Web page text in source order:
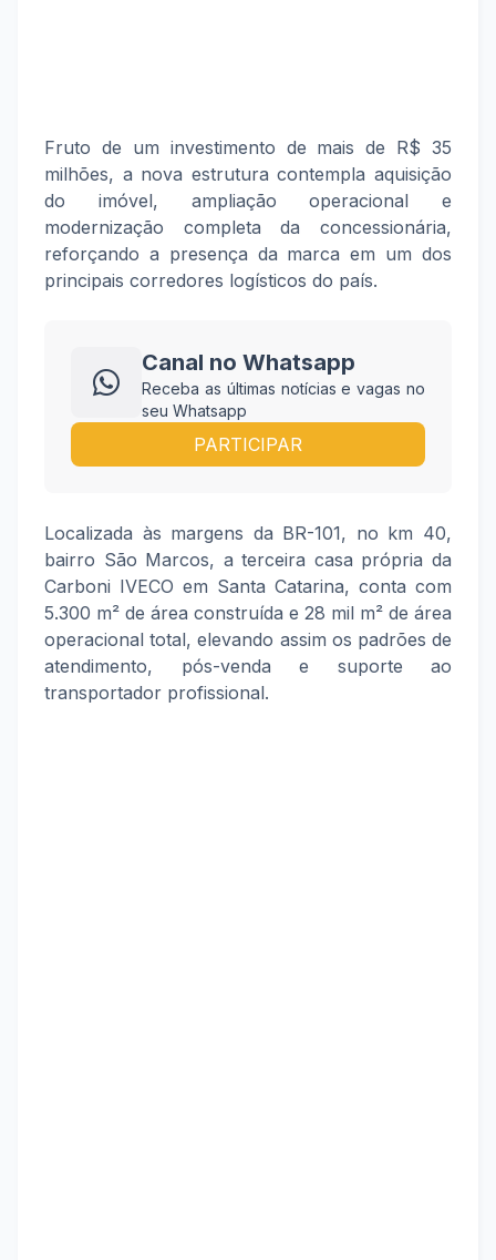
Fruto de um investimento de mais de R$ 35
milhões, a nova estrutura contempla aquisição
do imóvel, ampliação operacional e
modernização completa da concessionária,
reforçando a presença da marca em um dos
principais corredores logísticos do país.
Canal no Whatsapp
Receba as últimas notícias e vagas no
seu Whatsapp
PARTICIPAR
Localizada às margens da BR-101, no km 40,
bairro São Marcos, a terceira casa própria da
Carboni IVECO em Santa Catarina, conta com
5.300 m² de área construída e 28 mil m² de área
operacional total, elevando assim os padrões de
atendimento, pós-venda e suporte ao
transportador profissional.